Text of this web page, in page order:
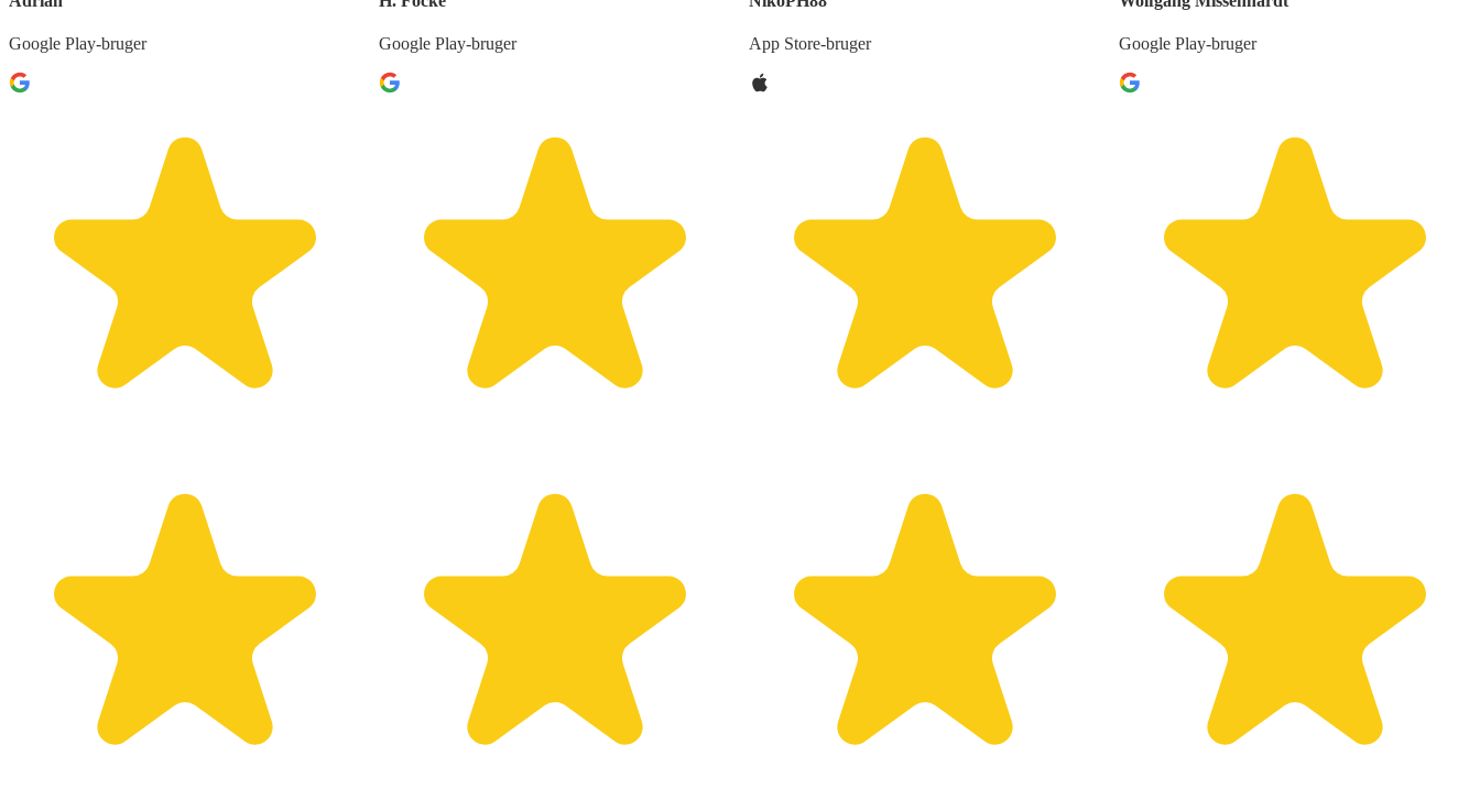
Google Play-bruger Google Play-bruger App Store-bruger Google Play-bruger